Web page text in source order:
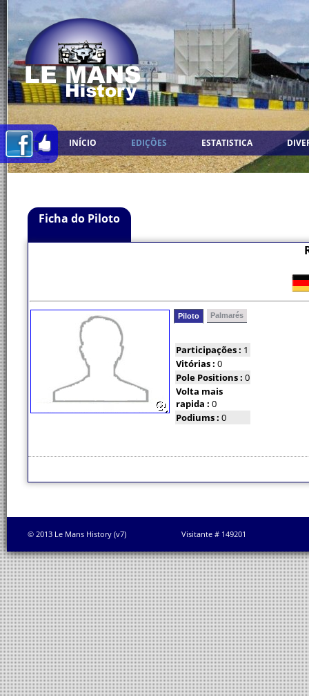
INÍCIO EDIÇÕES ESTATISTICA
Ficha do Piloto
Piloto Palmarés
Participações : 1
Vitórias : 0
Pole Positions : 0
Volta mais
rapida : 0
Podiums : 0
© 2013 Le Mans History (v7) Visitante # 149201